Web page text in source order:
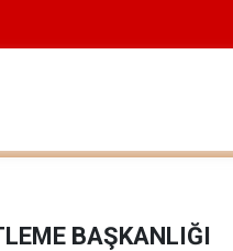
BAŞKANLIĞI